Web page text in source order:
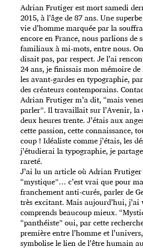
Adrian Frutiger est mort samedi
2015, à l’âge de 87 ans. Une
vie d’homme marquée par la
encore en France, nous parlions de
familiaux à mi-mots, entre nous.
disait pas, par respect. Je l’ai
24 ans, je finissais mon mémoire de
les avant-gardes en typographie,
des créateurs contemporains.
Adrian Frutiger m’a dit, “mais
parler”. Il travaillait sur l’Avenir, la
deux heures trente. J’étais aux
cette passion, cette connaissance,
coup ! Idéaliste comme j’étais, les
j’étudierai la typographie, je
rareté.
J’ai lu un article où Adrian
“mystique”… c’est vrai que pour
franchement anti-curés, parler de
très excitant. Mais aujourd’hui,
comprends beaucoup mieux.
“panthéiste” oui, par cette
première entre l’homme et
symbolise le lien de l’être humain